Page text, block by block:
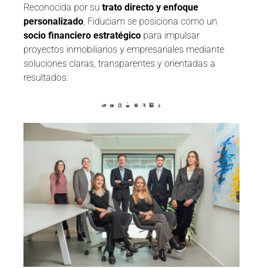
Reconocida por su trato directo y enfoque
personalizado, Fiduciam se posiciona como un
socio financiero estratégico para impulsar
proyectos inmobiliarios y empresariales mediante
soluciones claras, transparentes y orientadas a
resultados.